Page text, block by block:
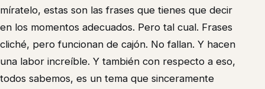
míratelo, estas son las frases que tienes que decir
en los momentos adecuados. Pero tal cual. Frases
cliché, pero funcionan de cajón. No fallan. Y hacen
una labor increíble. Y también con respecto a eso,
todos sabemos, es un tema que sinceramente